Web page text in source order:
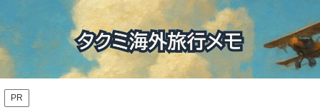
PR